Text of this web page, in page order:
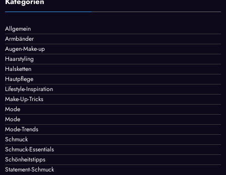
Allgemein
Armbänder
Augen-Make-up
Haarstyling
Halsketten
Hautpflege
Lifestyle-Inspiration
Make-Up-Tricks
Mode
Mode
Mode-Trends
Schmuck
Schmuck-Essentials
Schönheitstipps
Statement-Schmuck